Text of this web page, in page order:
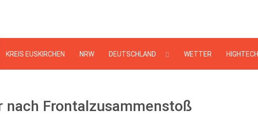
KREIS EUSKIRCHEN NRW DEUTSCHLAND WETTER HIGHTECH
Frontalzusammenstoß